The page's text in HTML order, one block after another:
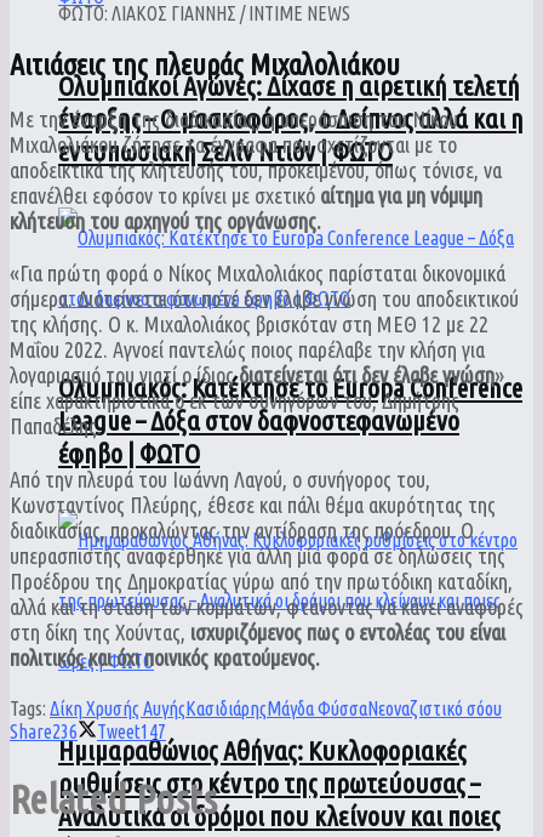
Ολυμπιακοί Αγώνες: Δίχασε η αιρετική τελετή
έναρξης – Ο μασκοφόρος, ο Δείπνος αλλά και η
εντυπωσιακή Σελίν Ντιόν | ΦΩΤΟ
Ολυμπιακός: Κατέκτησε το Europa Conference
League – Δόξα στον δαφνοστεφανωμένο
έφηβο | ΦΩΤΟ
Ημιμαραθώνιος Αθήνας: Κυκλοφοριακές
ρυθμίσεις στο κέντρο της πρωτεύουσας –
Αναλυτικά οι δρόμοι που κλείνουν και ποιες
ΦΩΤΟ: ΛΙΑΚΟΣ ΓΙΑΝΝΗΣ / INTIME NEWS
Αιτιάσεις της πλευράς Μιχαλολιάκου
Με την έναρξη της διαδικασίας, η υπεράσπιση του Νίκου
Μιχαλολιάκου ζήτησε τα έγγραφα που σχετίζονται με το
αποδεικτικά της κλήτευσής του, προκειμένου, όπως τόνισε, να
επανέλθει εφόσον το κρίνει με σχετικό αίτημα για μη νόμιμη
κλήτευση του αρχηγού της οργάνωσης.
«Για πρώτη φορά ο Νίκος Μιχαλολιάκος παρίσταται δικονομικά
σήμερα. Διατείνεται ότι ποτέ δεν έλαβε γνώση του αποδεικτικού
της κλήσης. Ο κ. Μιχαλολιάκος βρισκόταν στη ΜΕΘ 12 με 22
Μαΐου 2022. Αγνοεί παντελώς ποιος παρέλαβε την κλήση για
λογαριασμό του γιατί ο ίδιοςδιατείνεται ότι δεν έλαβε γνώση»
είπε χαρακτηριστικά ο εκ των συνηγόρων του, Δημήτρης
Παπαδέλης.
Από την πλευρά του Ιωάννη Λαγού, ο συνήγορος του,
Κωνσταντίνος Πλεύρης, έθεσε και πάλι θέμα ακυρότητας της
διαδικασίας, προκαλώντας την αντίδραση της πρόεδρου. Ο
υπερασπιστής αναφέρθηκε για άλλη μία φορά σε δηλώσεις της
Προέδρου της Δημοκρατίας γύρω από την πρωτόδικη καταδίκη,
αλλά και τη στάση των κομμάτων, φτάνοντας να κάνει αναφορές
στη δίκη της Χούντας, ισχυριζόμενος πως ο εντολέας του είναι
πολιτικός και όχι ποινικός κρατούμενος.
Tags: Δίκη Χρυσής ΑυγήςΚασιδιάρηςΜάγδα ΦύσσαΝεοναζιστικό σόου
Share236 Tweet147
RelatedPosts